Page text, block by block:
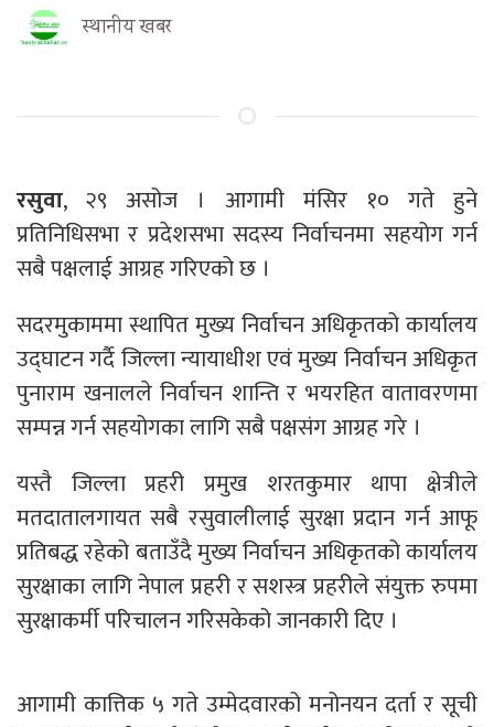
स्थानीय खबर
रसुवा, २९ असोज । आगामी मंसिर १० गते हुने
प्रतिनिधिसभा र प्रदेशसभा सदस्य निर्वाचनमा सहयोग गर्न
सबै पक्षलाई आग्रह गरिएको छ ।
सदरमुकाममा स्थापित मुख्य निर्वाचन अधिकृतको कार्यालय
उद्घाटन गर्दै जिल्ला न्यायाधीश एवं मुख्य निर्वाचन अधिकृत
पुनाराम खनालले निर्वाचन शान्ति र भयरहित वातावरणमा
सम्पन्न गर्न सहयोगका लागि सबै पक्षसंग आग्रह गरे ।
यस्तै जिल्ला प्रहरी प्रमुख शरतकुमार थापा क्षेत्रीले
मतदातालगायत सबै रसुवालीलाई सुरक्षा प्रदान गर्न आफू
प्रतिबद्ध रहेको बताउँदै मुख्य निर्वाचन अधिकृतको कार्यालय
सुरक्षाका लागि नेपाल प्रहरी र सशस्त्र प्रहरीले संयुक्त रुपमा
सुरक्षाकर्मी परिचालन गरिसकेको जानकारी दिए ।
आगामी कात्तिक ५ गते उम्मेदवारको मनोनयन दर्ता र सूची